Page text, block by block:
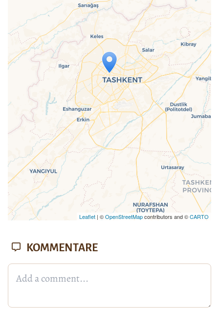
Travelers' Map wird geladen …
Wenn du dies siehst, nachdem deine
Seite vollständig geladen wurde,
fehlen leafletJS-Dateien.
Leaflet| ©OpenStreetMapcontributors and ©CARTO
KOMMENTARE